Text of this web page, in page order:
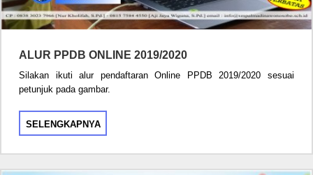
ALUR PPDB ONLINE 2019/2020
Silakan ikuti alur pendaftaran Online PPDB 2019/2020 sesuai
petunjuk pada gambar.
SELENGKAPNYA